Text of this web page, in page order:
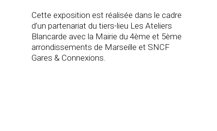
Cette exposition est réalisée dans le cadre
d’un partenariat du tiers-lieu Les Ateliers
Blancarde avec la Mairie du 4ème et 5ème
arrondissements de Marseille et SNCF
Gares & Connexions.